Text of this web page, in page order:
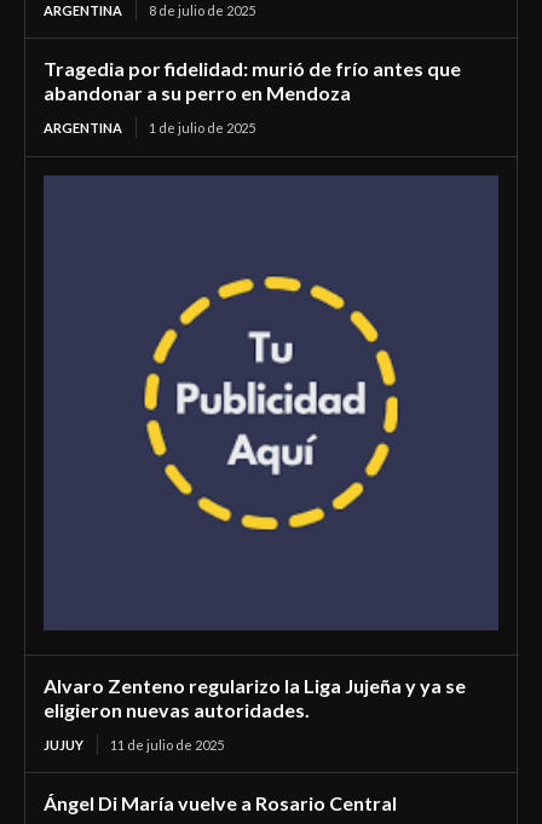
ARGENTINA 8 de julio de 2025
Tragedia por fidelidad: murió de frío antes que
abandonar a su perro en Mendoza
ARGENTINA 1 de julio de 2025
Alvaro Zenteno regularizo la Liga Jujeña y ya se
eligieron nuevas autoridades.
JUJUY 11 de julio de 2025
Ángel Di María vuelve a Rosario Central